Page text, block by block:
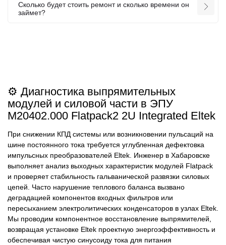
Сколько будет стоить ремонт и сколько времени он
займет?
⚙️ Диагностика выпрямительных
модулей и силовой части в ЭПУ
M20402.000 Flatpack2 2U Integrated Eltek
При снижении КПД системы или возникновении пульсаций на
шине постоянного тока требуется углубленная дефектовка
импульсных преобразователей Eltek. Инженер в Хабаровске
выполняет анализ выходных характеристик модулей Flatpack
и проверяет стабильность гальванической развязки силовых
цепей. Часто нарушение теплового баланса вызвано
деградацией компонентов входных фильтров или
пересыханием электролитических конденсаторов в узлах Eltek.
Мы проводим компонентное восстановление выпрямителей,
возвращая установке Eltek проектную энергоэффективность и
обеспечивая чистую синусоиду тока для питания